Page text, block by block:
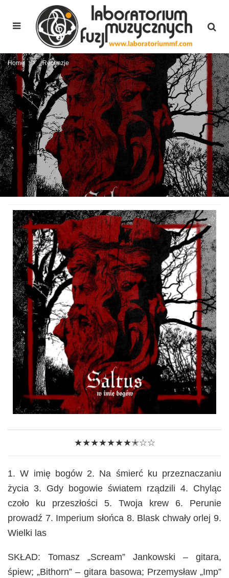
Home Recenzje
★★★★★★★✭☆☆
1. W imię bogów 2. Na śmierć ku przeznaczaniu
życia 3. Gdy bogowie światem rządzili 4. Chyląc
czoło ku przeszłości 5. Twoja krew 6. Perunie
prowadź 7. Imperium słońca 8. Blask chwały orlej 9.
Wielki las
SKŁAD: Tomasz „Scream” Jankowski – gitara,
śpiew; „Bithorn” – gitara basowa; Przemysław „Imp”